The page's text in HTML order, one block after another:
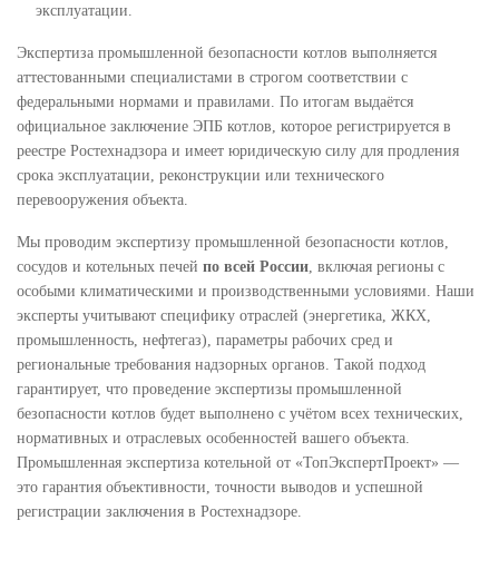
эксплуатации.
Экспертиза промышленной безопасности котлов выполняется
аттестованными специалистами в строгом соответствии с
федеральными нормами и правилами. По итогам выдаётся
официальное заключение ЭПБ котлов, которое регистрируется в
реестре Ростехнадзора и имеет юридическую силу для продления
срока эксплуатации, реконструкции или технического
перевооружения объекта.
Мы проводим экспертизу промышленной безопасности котлов,
сосудов и котельных печей по всей России, включая регионы с
особыми климатическими и производственными условиями. Наши
эксперты учитывают специфику отраслей (энергетика, ЖКХ,
промышленность, нефтегаз), параметры рабочих сред и
региональные требования надзорных органов. Такой подход
гарантирует, что проведение экспертизы промышленной
безопасности котлов будет выполнено с учётом всех технических,
нормативных и отраслевых особенностей вашего объекта.
Промышленная экспертиза котельной от «ТопЭкспертПроект» —
это гарантия объективности, точности выводов и успешной
регистрации заключения в Ростехнадзоре.